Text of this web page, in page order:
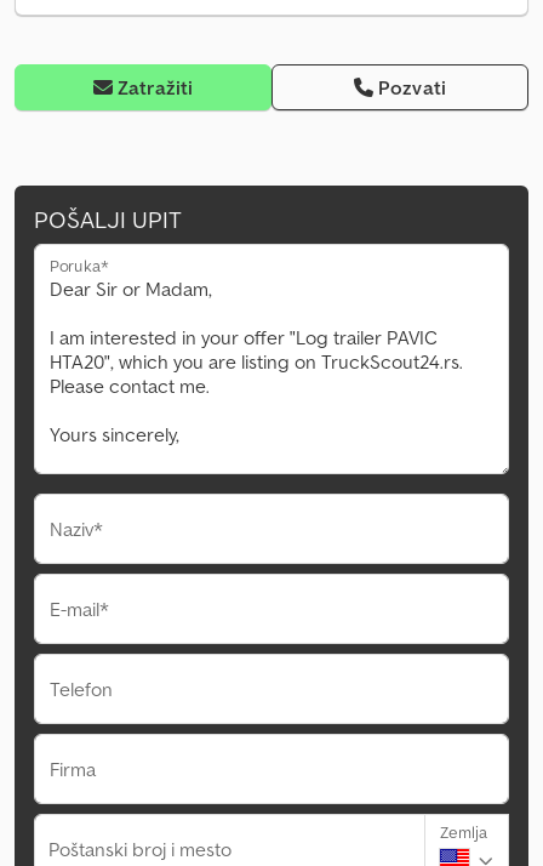
Zatražiti Pozvati
POŠALJI UPIT
Poruka*
Naziv*
E-mail*
Telefon
Firma
Poštanski broj i mesto
Zemlja